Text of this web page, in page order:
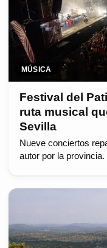
MÚSICA
Festival del
ruta musical
Sevilla
Nueve conciertos
autor por la provincia.